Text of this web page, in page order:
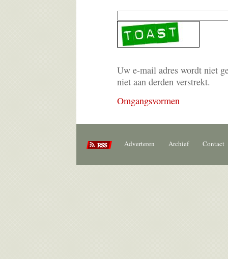
Uw e-mail adres wordt niet
niet aan derden verstrekt.
Omgangsvormen
Adverteren Archief Contact